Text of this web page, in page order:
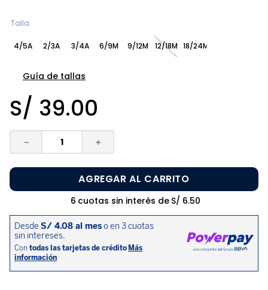
Talla
4/5A 2/3A 3/4A 6/9M 9/12M 12/18M 18/24M
Guía de tallas
S/ 39.00
＋
－
AGREGAR AL CARRITO
6 cuotas sin interés de S/ 6.50
zapatos niña
disney